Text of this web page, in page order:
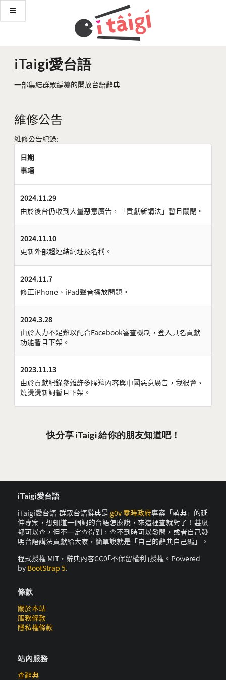
iTaigi愛台語
一部集結群眾編纂的開放台語辭典
維修公告
維修公告紀錄:
日期
事項
2024.11.29
由於後台仍收到大量惡意廣告，「貢獻新講法」暫且關閉。
2024.11.10
更新外部超連結網址及名稱。
2024.11.7
修正iPhone、iPad聲音播放問題。
2024.3.28
由於人力不足難以配合Facebook審查機制，登入具名貢獻
功能暫且下架。
2023.11.13
由於貢獻紀錄參雜許多腥羶內容與中國惡意廣告，我很會、
燒燙燙新詞暫且下架。
快分享 iTaigi 給你的朋友知道吧！
iTaigi愛台語
iTaigi愛台語-群眾台語辭典是 g0v 零時政府專案「萌典」的延
伸專案，想知道一個詞的台語怎麼說，來這裡查就對了！甚麼
都可以查，但不一定查得到，查不到時可以發問，或者自己發
明台語講法貢獻給大家，簡單說就是「自己的辭典自己編」。
程式授權 MIT，辭典內容CC0｢不保留權利｣授權。Powered
by BootStrap 5.
條款
關於本站
服務條款
隱私權條款
站內服務
查辭典